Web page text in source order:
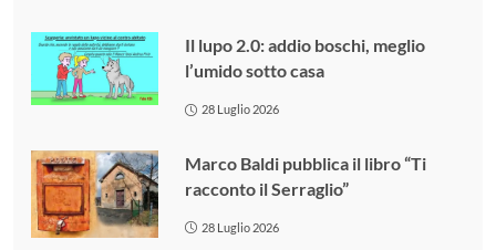
Il lupo 2.0: addio boschi, meglio
l’umido sotto casa
28 Luglio 2026
Marco Baldi pubblica il libro “Ti
racconto il Serraglio”
28 Luglio 2026